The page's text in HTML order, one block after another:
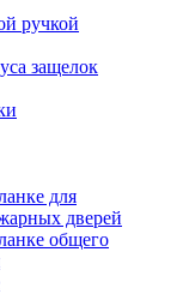
ручкой
защелок
для
дверей
общего